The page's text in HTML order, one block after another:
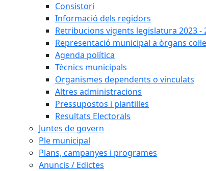
Consistori
Informació dels regidors
Retribucions vigents legislatura 2023 -
Representació municipal a òrgans
Agenda política
Tècnics municipals
Organismes dependents o vinculats
Altres administracions
Pressupostos i plantilles
Resultats Electorals
Juntes de govern
Ple municipal
Plans, campanyes i programes
Anuncis / Edictes